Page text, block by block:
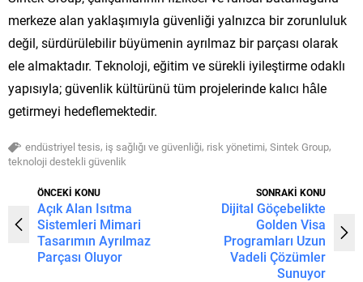
merkeze alan yaklaşımıyla güvenliği yalnızca bir zorunluluk
değil, sürdürülebilir büyümenin ayrılmaz bir parçası olarak
ele almaktadır. Teknoloji, eğitim ve sürekli iyileştirme odaklı
yapısıyla; güvenlik kültürünü tüm projelerinde kalıcı hâle
getirmeyi hedeflemektedir.
endüstriyel tesis, iş sağlığı ve güvenliği, risk yönetimi, Sintek Group,
teknoloji destekli güvenlik
ÖNCEKİ KONU
Açık Alan Isıtma
Sistemleri Mimari
Tasarımın Ayrılmaz
Parçası Oluyor
SONRAKİ KONU
Dijital Göçebelikte
Golden Visa
Programları Uzun
Vadeli Çözümler
Sunuyor